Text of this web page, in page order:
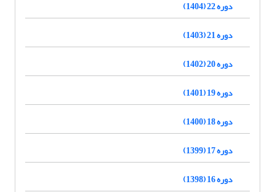
دوره 22 (1404)
دوره 21 (1403)
دوره 20 (1402)
دوره 19 (1401)
دوره 18 (1400)
دوره 17 (1399)
دوره 16 (1398)